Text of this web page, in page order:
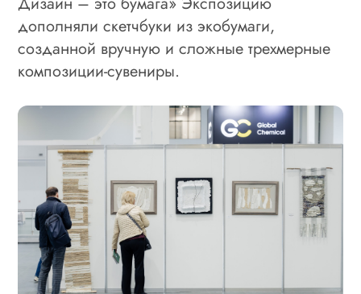
дополняли скетчбуки из экобумаги,
созданной вручную и сложные трехмерные
композиции-сувениры.